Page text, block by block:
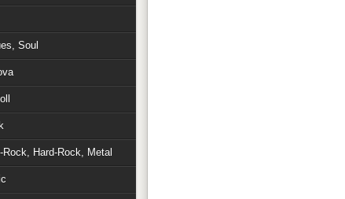
Soul
Rock, Hard-Rock, Metal